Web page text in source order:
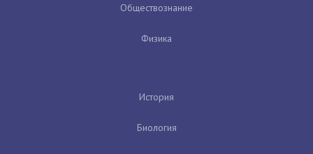
Обществознание
Физика
История
Биология